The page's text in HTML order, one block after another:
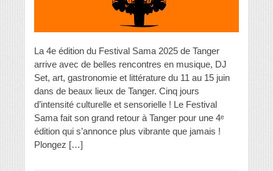
La 4e édition du Festival Sama 2025 de Tanger
arrive avec de belles rencontres en musique, DJ
Set, art, gastronomie et littérature du 11 au 15 juin
dans de beaux lieux de Tanger. Cinq jours
d’intensité culturelle et sensorielle ! Le Festival
Sama fait son grand retour à Tanger pour une 4ᵉ
édition qui s’annonce plus vibrante que jamais !
Plongez […]